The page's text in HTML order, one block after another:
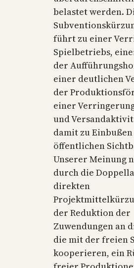
belastet werden.
führt zu einer
Spielbetriebs,
der
einer deutlichen
der
einer
und
damit zu
öffentlichen
Unserer Meinung
durch die
direkten
der Reduktion der
Zuwendungen an
die mit der freien
kooperieren, ein